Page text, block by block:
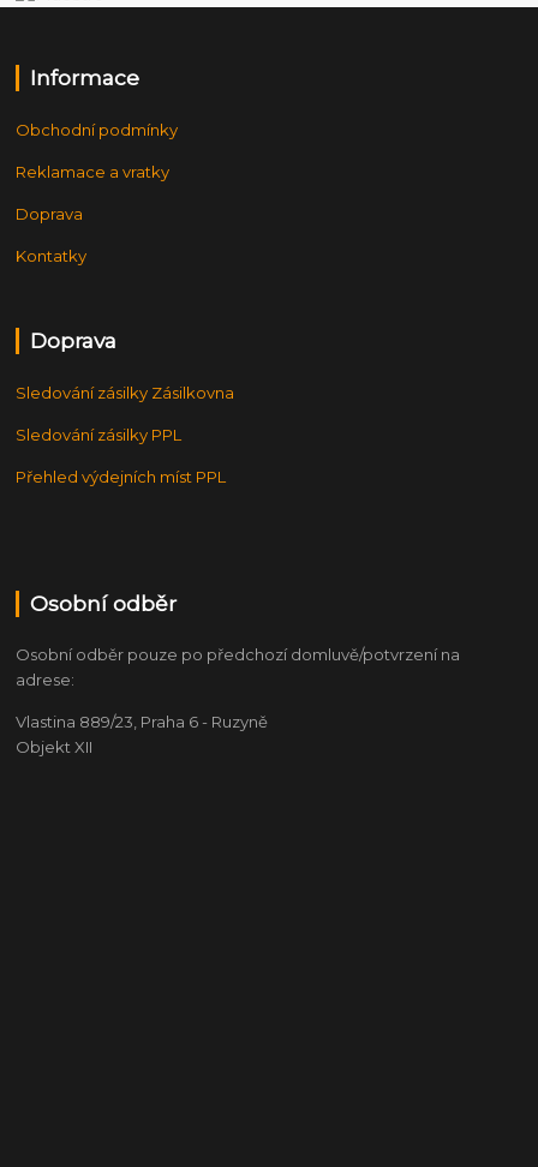
Informace
Obchodní podmínky
Reklamace a vratky
Doprava
Kontatky
Doprava
Sledování zásilky Zásilkovna
Sledování zásilky PPL
Přehled výdejních míst PPL
Osobní odběr
Osobní odběr pouze po předchozí domluvě/potvrzení na
adrese:
Vlastina 889/23, Praha 6 - Ruzyně
Objekt XII